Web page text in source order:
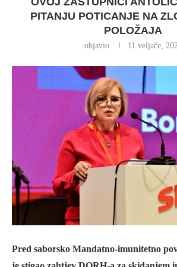
PITANJU POTICANJE NA
POLOŽAJA
objavio 11 veljače,
Pred saborsko Mandatno-imunitetno